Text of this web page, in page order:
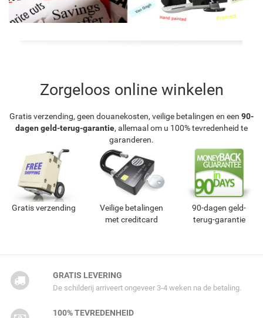
Zorgeloos online winkelen
Gratis verzending, geen douanekosten, veilige betalingen en een 90-
dagen geld-terug-garantie, allemaal om u 100% tevredenheid te
garanderen.
Gratis verzending
Veilige betalingen
met creditcard
90-dagen geld-
terug-garantie
GRATIS LEVERING
De schilderij arriveert ongeveer 3-4 weken na de betaling.
100% TEVREDENHEID